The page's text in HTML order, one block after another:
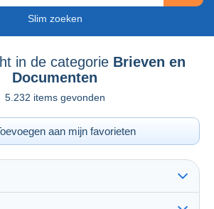
Slim zoeken
in de categorie Brieven en
Documenten
5.232 items gevonden
aan mijn favorieten